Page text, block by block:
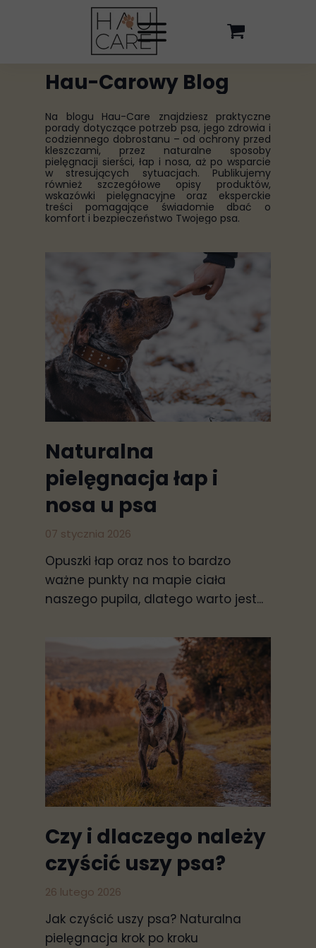
Hau-Carowy Blog
Na blogu Hau-Care znajdziesz praktyczne
porady dotyczące potrzeb psa, jego zdrowia i
codziennego dobrostanu – od ochrony przed
kleszczami, przez naturalne sposoby
pielęgnacji sierści, łap i nosa, aż po wsparcie
w stresujących sytuacjach. Publikujemy
również szczegółowe opisy produktów,
wskazówki pielęgnacyjne oraz eksperckie
treści pomagające świadomie dbać o
komfort i bezpieczeństwo Twojego psa.
Naturalna
pielęgnacja łap i
nosa u psa
07 stycznia 2026
Opuszki łap oraz nos to bardzo
ważne punkty na mapie ciała
naszego pupila, dlatego warto jest...
Czy i dlaczego należy
czyścić uszy psa?
26 lutego 2026
Jak czyścić uszy psa? Naturalna
pielęgnacja krok po kroku